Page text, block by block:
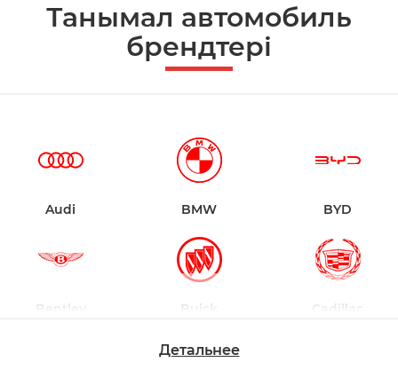
Танымал автомобиль
брендтері
Audi BMW BYD
Bentley Buick Cadillac
Детальнее